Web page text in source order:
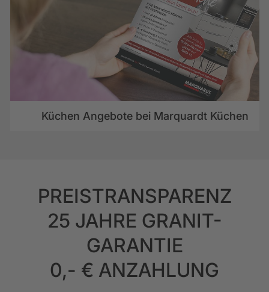
Küchen Angebote bei Marquardt Küchen
PREISTRANSPARENZ
25 JAHRE GRANIT-
GARANTIE
0,- € ANZAHLUNG